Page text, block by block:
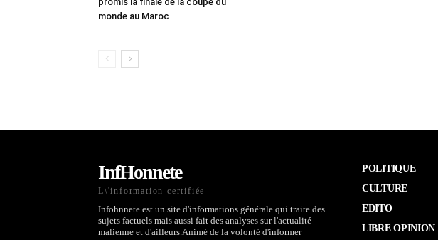
monde au Maroc
InfHonnete
L\'information certifiée
Infohnnete est un site d'informations générale qui traite des
sujets factuels mais aussi fait des analyses sur l'actualité
malienne et d'ailleurs.Animé de la volonté d'informer
POLITIQUE
CULTURE
EDITO
LIBRE OPINION